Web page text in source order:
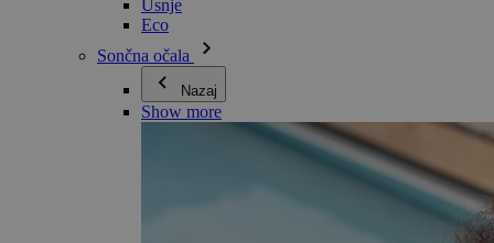
Usnje
Eco
Sončna očala
Nazaj
Show more